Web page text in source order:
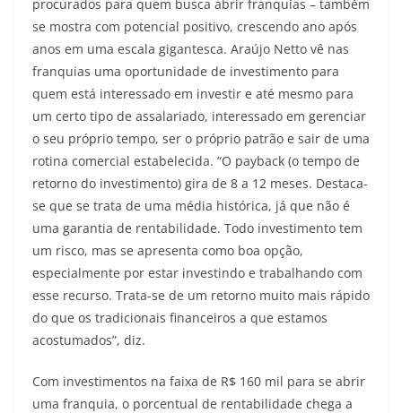
procurados para quem busca abrir franquias – também
se mostra com potencial positivo, crescendo ano após
anos em uma escala gigantesca. Araújo Netto vê nas
franquias uma oportunidade de investimento para
quem está interessado em investir e até mesmo para
um certo tipo de assalariado, interessado em gerenciar
o seu próprio tempo, ser o próprio patrão e sair de uma
rotina comercial estabelecida. “O payback (o tempo de
retorno do investimento) gira de 8 a 12 meses. Destaca-
se que se trata de uma média histórica, já que não é
uma garantia de rentabilidade. Todo investimento tem
um risco, mas se apresenta como boa opção,
especialmente por estar investindo e trabalhando com
esse recurso. Trata-se de um retorno muito mais rápido
do que os tradicionais financeiros a que estamos
acostumados”, diz.
Com investimentos na faixa de R$ 160 mil para se abrir
uma franquia, o porcentual de rentabilidade chega a